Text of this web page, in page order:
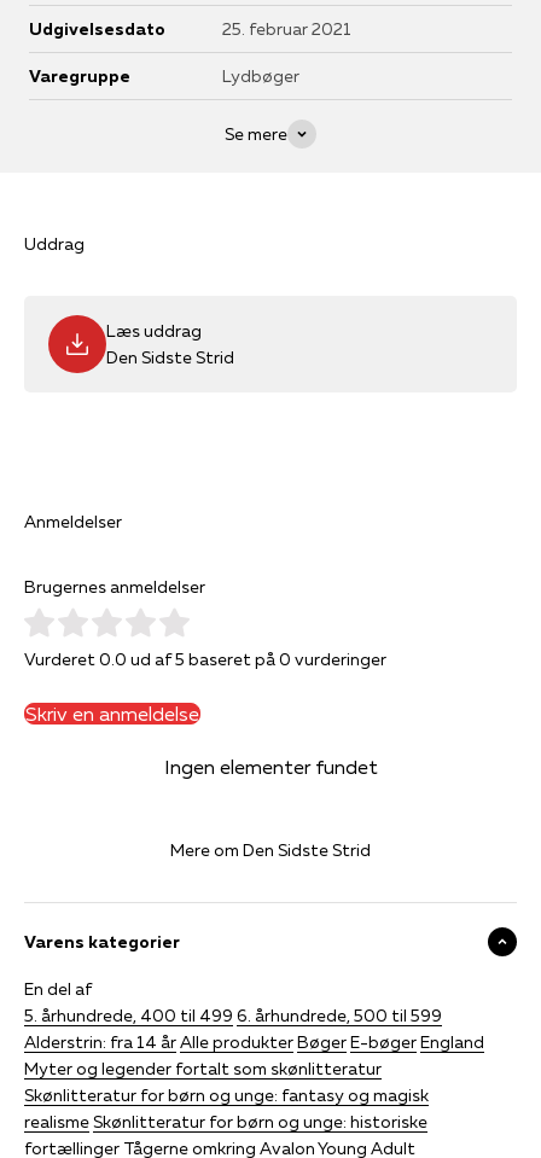
Udgivelsesdato 25. februar 2021
Varegruppe Lydbøger
Se mere
Uddrag
Læs uddrag
Den Sidste Strid
Anmeldelser
Brugernes anmeldelser
Vurderet 0.0 ud af 5 baseret på 0 vurderinger
Skriv en anmeldelse
Ingen elementer fundet
Mere om Den Sidste Strid
Varens kategorier
En del af
5. århundrede, 400 til 499 6. århundrede, 500 til 599
Alderstrin: fra 14 årAlle produkterBøgerE-bøgerEngland
Myter og legender fortalt som skønlitteratur
Skønlitteratur for børn og unge: fantasy og magisk
realismeSkønlitteratur for børn og unge: historiske
fortællinger Tågerne omkring AvalonYoung Adult